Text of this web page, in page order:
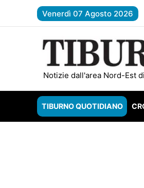
Venerdì 07 Agosto 2026
Notizie dall'area Nord-Est
ROMA –
TIBURNO QUOTIDIANO